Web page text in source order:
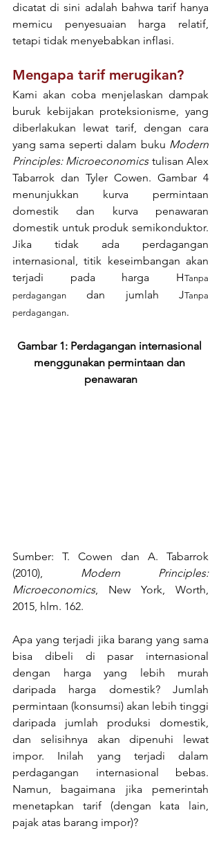
dicatat di sini adalah bahwa tarif hanya
memicu penyesuaian harga relatif,
tetapi tidak menyebabkan inflasi.
Mengapa tarif merugikan?
Kami akan coba menjelaskan dampak
buruk kebijakan proteksionisme, yang
diberlakukan lewat tarif, dengan cara
yang sama seperti dalam buku Modern
Principles: Microeconomics tulisan Alex
Tabarrok dan Tyler Cowen. Gambar 4
menunjukkan kurva permintaan
domestik dan kurva penawaran
domestik untuk produk semikonduktor.
Jika tidak ada perdagangan
internasional, titik keseimbangan akan
terjadi pada harga HTanpa
perdagangan
dan jumlah JTanpa
perdagangan.
Gambar 1: Perdagangan internasional
menggunakan permintaan dan
penawaran
Sumber: T. Cowen dan A. Tabarrok
(2010), Modern Principles:
Microeconomics, New York, Worth,
2015, hlm. 162.
Apa yang terjadi jika barang yang sama
bisa dibeli di pasar internasional
dengan harga yang lebih murah
daripada harga domestik? Jumlah
permintaan (konsumsi) akan lebih tinggi
daripada jumlah produksi domestik,
dan selisihnya akan dipenuhi lewat
impor. Inilah yang terjadi dalam
perdagangan internasional bebas.
Namun, bagaimana jika pemerintah
menetapkan tarif (dengan kata lain,
pajak atas barang impor)?